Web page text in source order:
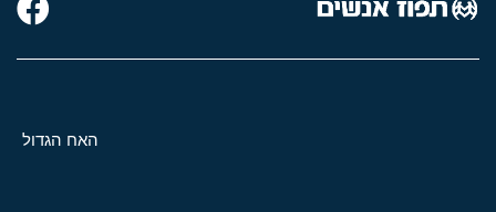
האח הגדול